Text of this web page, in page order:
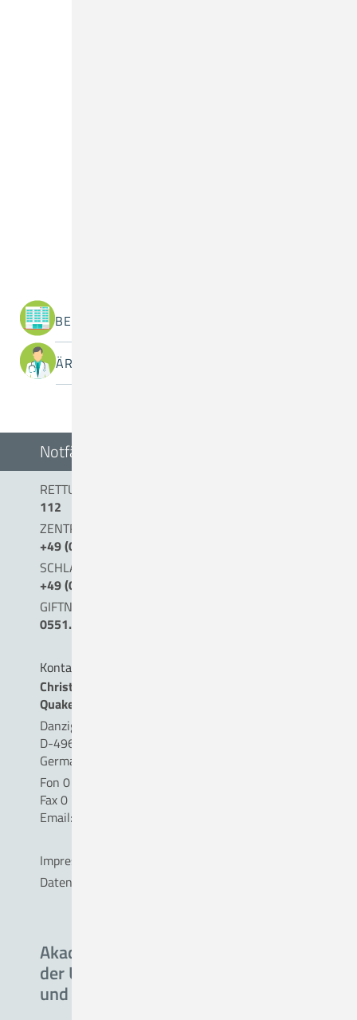
BEREICHE / ABTEILUNGEN
ÄRZTINNEN / ÄRZTE
Notfälle
RETTUNGSDIENST/NOTARZT
112
ZENTRALE NOTAUFNAHME (0 BIS 24 UHR)
+49 (0) 54 31 . 15 - 0
SCHLAGANFALLTELEFON
+49 (0) 5431. 15 45 15
GIFTNOTRUF
0551.19240
Kontakt
Christliches Krankenhaus
Quakenbrück gemeinnützige GmbH
Danziger Straße 2
D-49610 Quakenbrück
Germany
Fon 0 54 31 . 15 - 0
Fax 0 54 31 . 15 - 18 09
Email:
Impressum
Datenschutz
Akademisches Lehrkrankenhaus
der Universität Oldenburg
und Medical School Groningen